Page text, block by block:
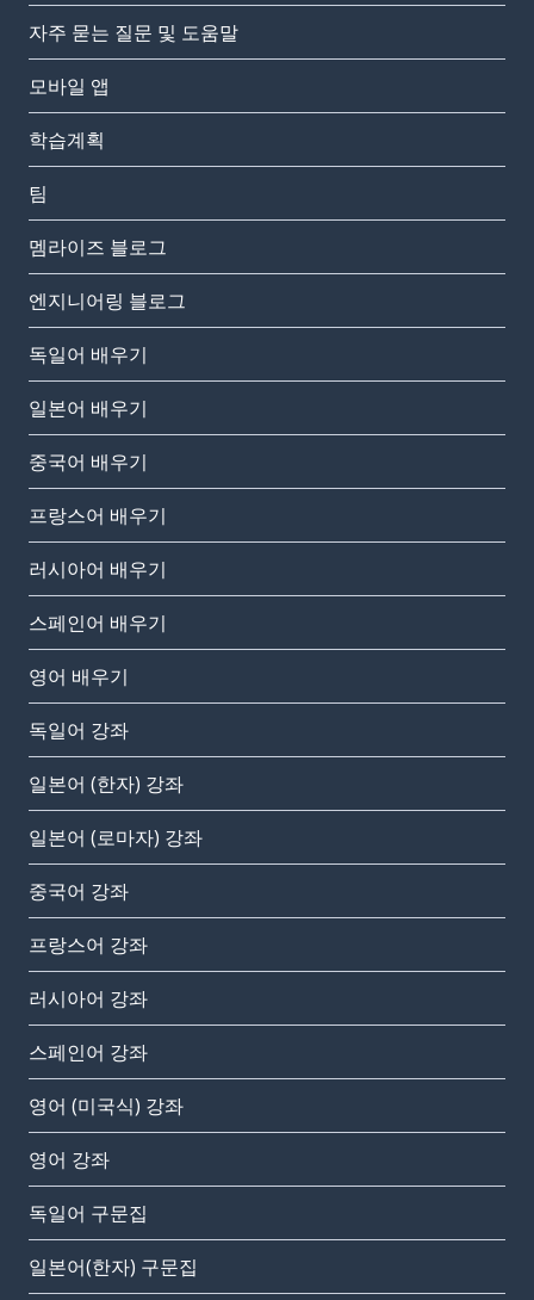
자주 묻는 질문 및 도움말
모바일 앱
학습계획
팀
멤라이즈 블로그
엔지니어링 블로그
독일어 배우기
일본어 배우기
중국어 배우기
프랑스어 배우기
러시아어 배우기
스페인어 배우기
영어 배우기
독일어 강좌
일본어 (한자) 강좌
일본어 (로마자) 강좌
중국어 강좌
프랑스어 강좌
러시아어 강좌
스페인어 강좌
영어 (미국식) 강좌
영어 강좌
독일어 구문집
일본어(한자) 구문집